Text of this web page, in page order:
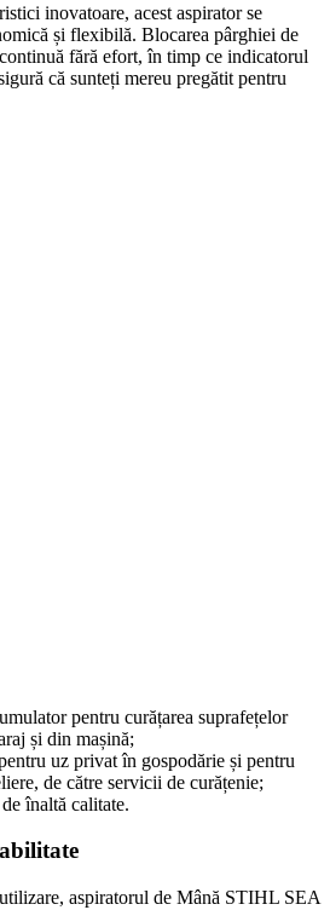
inovatoare, acest aspirator se
și flexibilă. Blocarea pârghiei de
fără efort, în timp ce indicatorul
că sunteți mereu pregătit pentru
pentru curățarea suprafețelor
și din mașină;
uz privat în gospodărie și pentru
de către servicii de curățenie;
înaltă calitate.
aspiratorul de Mână STIHL SEA